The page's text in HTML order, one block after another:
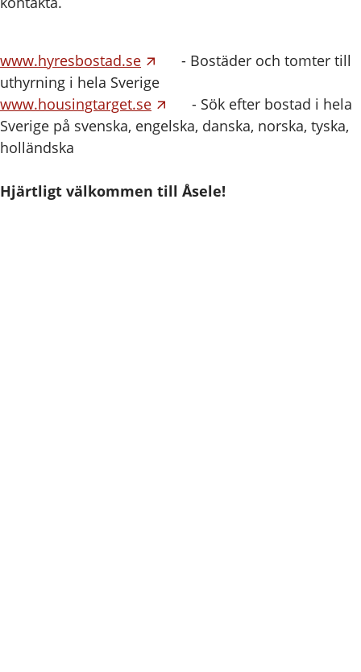
www.hyresbostad.se
- Bostäder och tomter till
uthyrning i hela Sverige
www.housingtarget.se
- Sök efter bostad i hela
Sverige på svenska, engelska, danska, norska, tyska,
holländska
Hjärtligt välkommen till Åsele!